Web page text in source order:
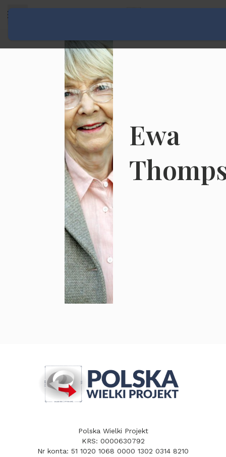
Ewa
Polska Wielki Projekt
KRS: 0000630792
Nr konta: 51 1020 1068 0000 1302 0314 8210